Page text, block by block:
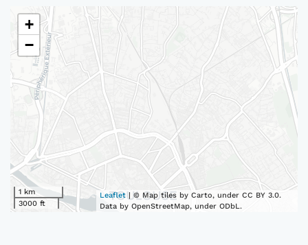
+
−
1 km
3000 ft
Leaflet | © Map tiles by Carto, under CC BY 3.0.
Data by OpenStreetMap, under ODbL.